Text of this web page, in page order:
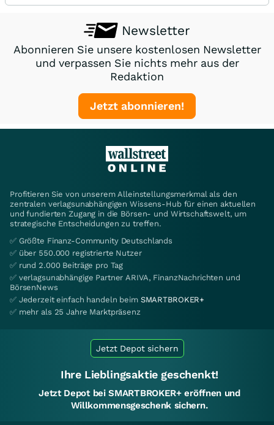
Newsletter
Abonnieren Sie unsere kostenlosen Newsletter
und verpassen Sie nichts mehr aus der
Redaktion
Jetzt abonnieren!
Profitieren Sie von unserem Alleinstellungsmerkmal als den
zentralen verlagsunabhängigen Wissens-Hub für einen aktuellen
und fundierten Zugang in die Börsen- und Wirtschaftswelt, um
strategische Entscheidungen zu treffen.
✅ Größte Finanz-Community Deutschlands
✅ über 550.000 registrierte Nutzer
✅ rund 2.000 Beiträge pro Tag
✅ verlagsunabhängige Partner ARIVA, FinanzNachrichten und
BörsenNews
✅ Jederzeit einfach handeln beim SMARTBROKER+
✅ mehr als 25 Jahre Marktpräsenz
Jetzt Depot sichern
Ihre Lieblingsaktie geschenkt!
Jetzt Depot bei SMARTBROKER+ eröffnen und
Willkommensgeschenk sichern.